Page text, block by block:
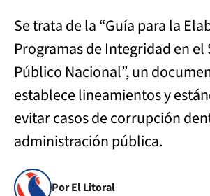
Se trata de la “Guía para la
Programas de Integridad en el
Público Nacional”, un
establece lineamientos y
evitar casos de corrupción
administración pública.
Por El Litoral